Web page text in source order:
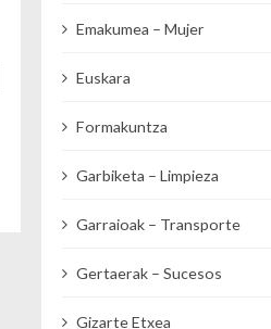
Emakumea – Mujer
Euskara
Formakuntza
Garbiketa – Limpieza
Garraioak – Transporte
Gertaerak – Sucesos
Gizarte Etxea